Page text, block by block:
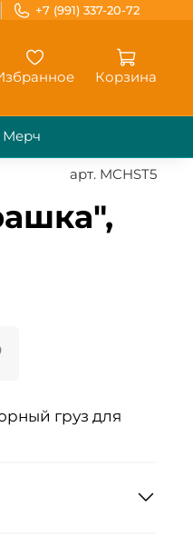
+7 (991) 337-20-72
Корзина
Мерч
арт. MCHST5
груз для